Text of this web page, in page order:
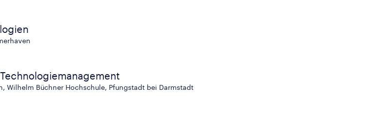
Wilhelm Büchner Hochschule, Pfungstadt bei Darmstadt